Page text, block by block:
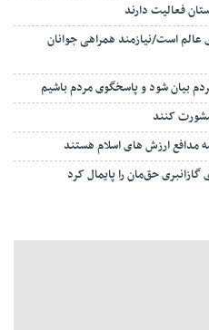
است/نیازمند همراهی جوانان
بیان شود و پاسخگوی مردم باشیم
کنند
مدافع ارزش های اسلام هستند
گازانبری حق‌مان را پایمال کرد